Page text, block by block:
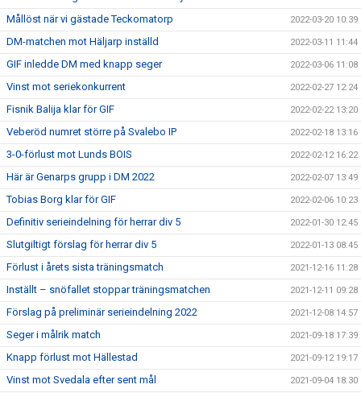
Mållöst när vi gästade Teckomatorp 2022-03-20 10:39
DM-matchen mot Häljarp inställd 2022-03-11 11:44
GIF inledde DM med knapp seger 2022-03-06 11:08
Vinst mot seriekonkurrent 2022-02-27 12:24
Fisnik Balija klar för GIF 2022-02-22 13:20
Veberöd numret större på Svalebo IP 2022-02-18 13:16
3-0-förlust mot Lunds BOIS 2022-02-12 16:22
Här är Genarps grupp i DM 2022 2022-02-07 13:49
Tobias Borg klar för GIF 2022-02-06 10:23
Definitiv serieindelning för herrar div 5 2022-01-30 12:45
Slutgiltigt förslag för herrar div 5 2022-01-13 08:45
Förlust i årets sista träningsmatch 2021-12-16 11:28
Inställt – snöfallet stoppar träningsmatchen 2021-12-11 09:28
Förslag på preliminär serieindelning 2022 2021-12-08 14:57
Seger i målrik match 2021-09-18 17:39
Knapp förlust mot Hällestad 2021-09-12 19:17
Vinst mot Svedala efter sent mål 2021-09-04 18:30